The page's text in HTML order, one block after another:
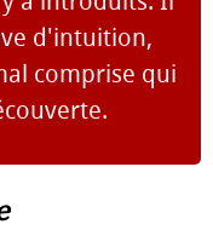
d'intuition,
comprise qui